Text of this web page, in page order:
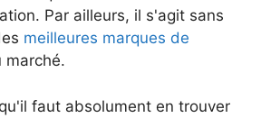
Par ailleurs, il s'agit sans
meilleures marques de
marché.
faut absolument en trouver